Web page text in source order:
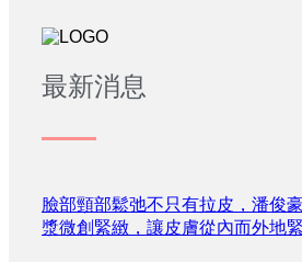
最新消息
臉部頸部鬆弛不只有拉皮，潘俊
漿微創緊緻，讓皮膚從內而外地